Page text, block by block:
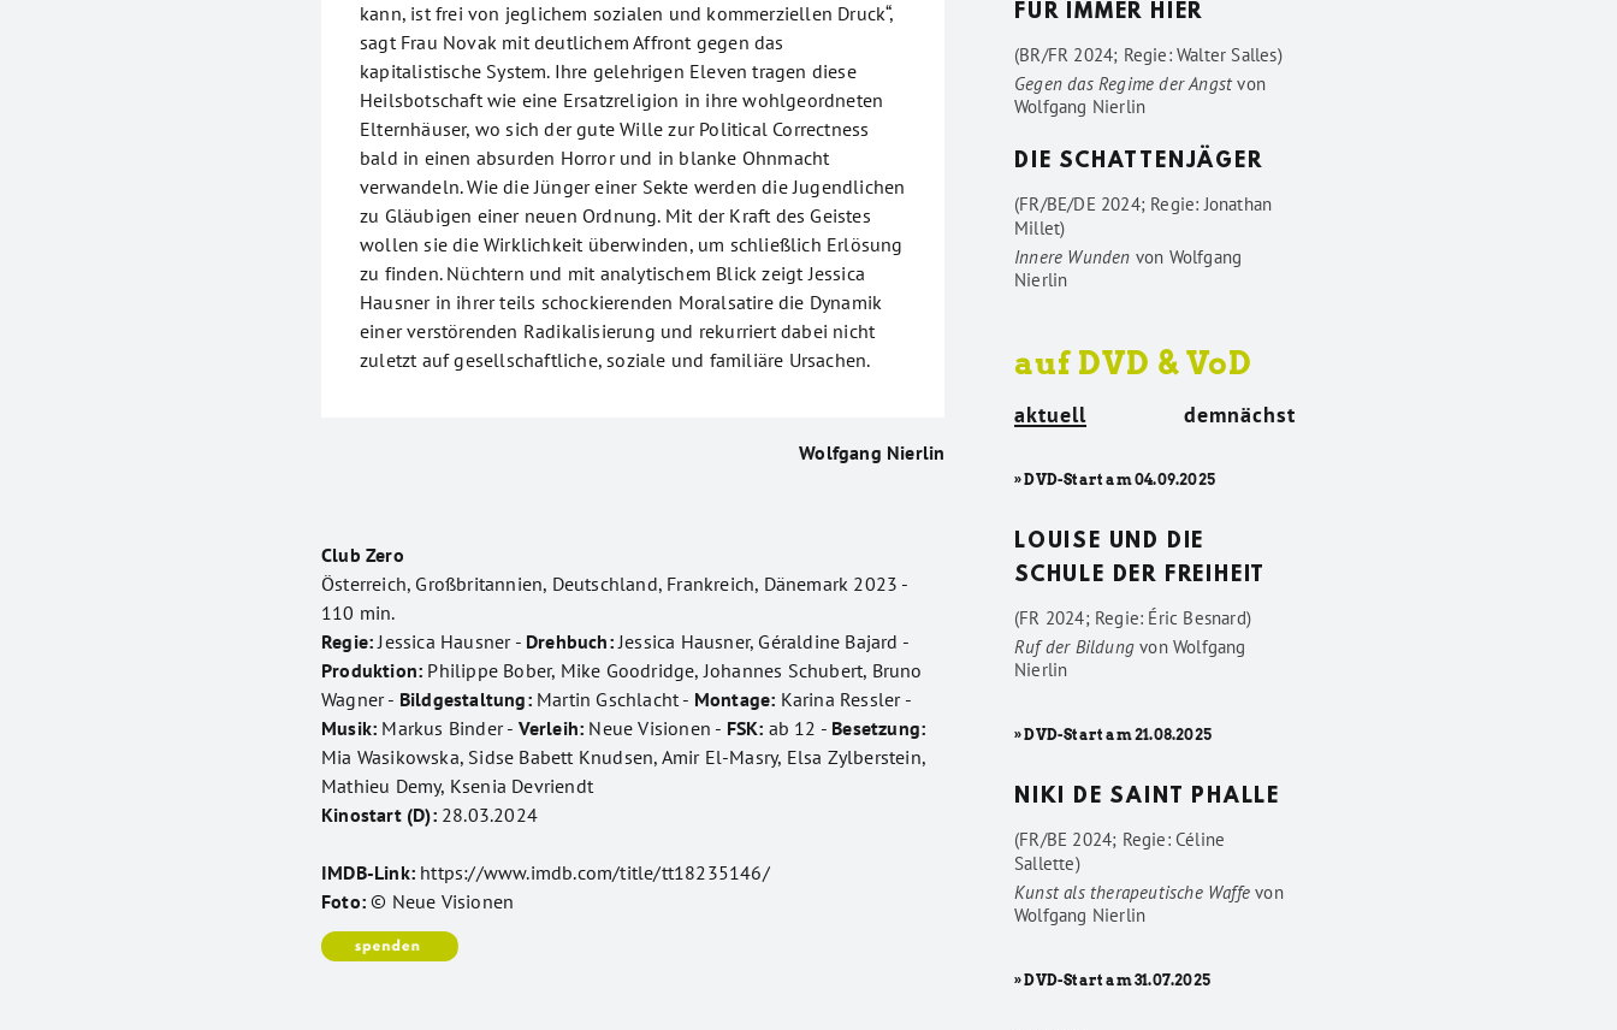
kann, ist frei von jeglichem sozialen und kommerziellen Druck“,
sagt Frau Novak mit deutlichem Affront gegen das
kapitalistische System. Ihre gelehrigen Eleven tragen diese
Heilsbotschaft wie eine Ersatzreligion in ihre wohlgeordneten
Elternhäuser, wo sich der gute Wille zur Political Correctness
bald in einen absurden Horror und in blanke Ohnmacht
verwandeln. Wie die Jünger einer Sekte werden die Jugendlichen
zu Gläubigen einer neuen Ordnung. Mit der Kraft des Geistes
wollen sie die Wirklichkeit überwinden, um schließlich Erlösung
zu finden. Nüchtern und mit analytischem Blick zeigt Jessica
Hausner in ihrer teils schockierenden Moralsatire die Dynamik
einer verstörenden Radikalisierung und rekurriert dabei nicht
zuletzt auf gesellschaftliche, soziale und familiäre Ursachen.
Wolfgang Nierlin
Club Zero
Österreich, Großbritannien, Deutschland, Frankreich, Dänemark 2023 -
110 min.
Regie:Jessica Hausner - Drehbuch:Jessica Hausner, Géraldine Bajard -
Produktion: Philippe Bober, Mike Goodridge, Johannes Schubert, Bruno
Wagner - Bildgestaltung:Martin Gschlacht - Montage: Karina Ressler -
Musik: Markus Binder - Verleih: Neue Visionen - FSK: ab 12 - Besetzung:
Mia Wasikowska, Sidse Babett Knudsen, Amir El-Masry, Elsa Zylberstein,
Mathieu Demy, Ksenia Devriendt
Kinostart (D):28.03.2024
IMDB-Link: https://www.imdb.com/title/tt18235146/
Foto: © Neue Visionen
FÜR IMMER HIER
(BR/FR 2024; Regie: Walter Salles)
Gegen das Regime der Angstvon
Wolfgang Nierlin
DIE SCHATTENJÄGER
(FR/BE/DE 2024; Regie: Jonathan
Millet)
Innere Wunden von Wolfgang
Nierlin
auf DVD & VoD
aktuell demnächst
» DVD-Start am 04.09.2025
LOUISE UND DIE
SCHULE DER FREIHEIT
(FR 2024; Regie: Éric Besnard)
Ruf der Bildungvon Wolfgang
Nierlin
» DVD-Start am 21.08.2025
NIKI DE SAINT PHALLE
(FR/BE 2024; Regie: Céline
Sallette)
Kunst als therapeutische Waffevon
Wolfgang Nierlin
» DVD-Start am 31.07.2025